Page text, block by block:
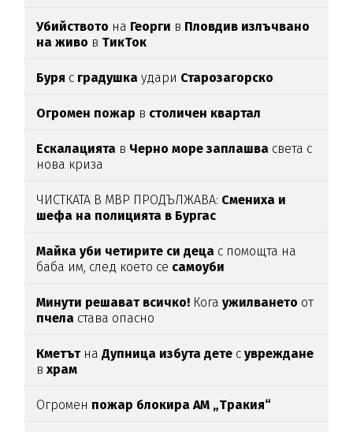
Убийството на Георги в Пловдив излъчвано
на живо в ТикТок
Буря с градушкаудари Старозагорско
Огромен пожар в столичен квартал
Ескалацията в Черно море заплашва света с
нова криза
ЧИСТКАТА В МВР ПРОДЪЛЖАВА: Смениха и
шефа на полицията в Бургас
Майка уби четирите си деца с помощта на
баба им, след което се самоуби
Минути решават всичко! Когаужилването от
пчела става опасно
Кметът наДупница избута дете сувреждане
вхрам
Огромен пожар блокира АМ „Тракия“